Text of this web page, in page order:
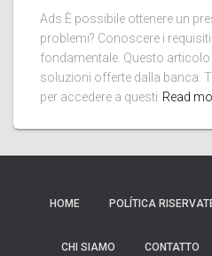
Ads È possibile ottenere un
problemi? Conoscere i
fondamentale. Questo
soluzioni offerte dalla banca.
per accedere a questi Read
HOME POLÍTICA
CHI SIAMO CONTATTO